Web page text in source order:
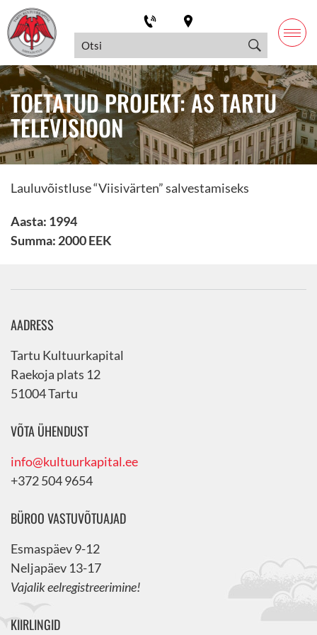
TOETATUD PROJEKT: AS TARTU
TELEVISIOON
Lauluvõistluse “Viisivärten” salvestamiseks
Aasta: 1994
Summa: 2000 EEK
AADRESS
Tartu Kultuurkapital
Raekoja plats 12
51004 Tartu
VÕTA ÜHENDUST
info@kultuurkapital.ee
+372 504 9654
BÜROO VASTUVÕTUAJAD
Esmaspäev 9-12
Neljapäev 13-17
Vajalik eelregistreerimine!
KIIRLINGID